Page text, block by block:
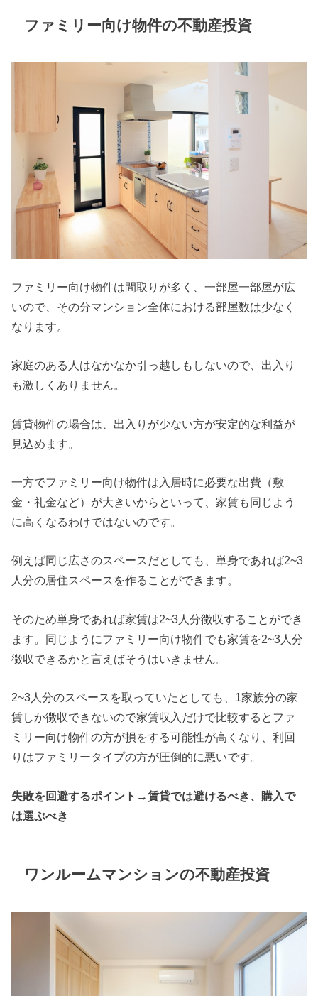
ファミリー向け物件の不動産投資
ファミリー向け物件は間取りが多く、一部屋一部屋が広
いので、その分マンション全体における部屋数は少なく
なります。
家庭のある人はなかなか引っ越しもしないので、出入り
も激しくありません。
賃貸物件の場合は、出入りが少ない方が安定的な利益が
見込めます。
一方でファミリー向け物件は入居時に必要な出費（敷
金・礼金など）が大きいからといって、家賃も同じよう
に高くなるわけではないのです。
例えば同じ広さのスペースだとしても、単身であれば2~3
人分の居住スペースを作ることができます。
そのため単身であれば家賃は2~3人分徴収することができ
ます。同じようにファミリー向け物件でも家賃を2~3人分
徴収できるかと言えばそうはいきません。
2~3人分のスペースを取っていたとしても、1家族分の家
賃しか徴収できないので家賃収入だけで比較するとファ
ミリー向け物件の方が損をする可能性が高くなり、利回
りはファミリータイプの方が圧倒的に悪いです。
失敗を回避するポイント→賃貸では避けるべき、購入で
は選ぶべき
ワンルームマンションの不動産投資